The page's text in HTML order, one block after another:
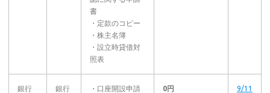
書
・定款のコピー
・株主名簿
・設立時貸借対
照表
銀行
銀行
・口座開設申請
0円
9/11